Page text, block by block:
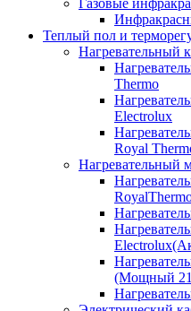
Теплый пол и
Нагревательный
Thermo
Electrolux
Royal
Нагревательный
(Мощный